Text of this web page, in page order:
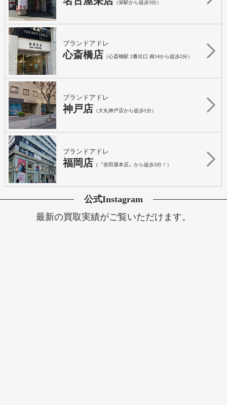
（栄駅から徒歩3分）
ブランドアドレ
心斎橋店 （心斎橋駅 2番出口 南14から徒歩2分）
ブランドアドレ
神戸店 （大丸神戸店から徒歩1分）
ブランドアドレ
福岡店 （『岩田屋本店』から徒歩3分！）
公式Instagram
最新の買取実績がご覧いただけます。